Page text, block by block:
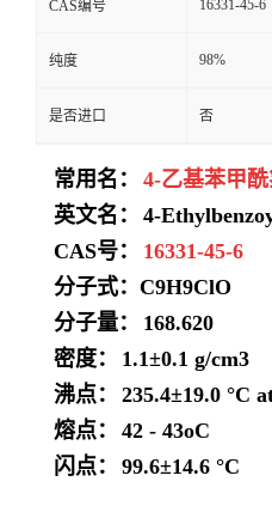
CAS编号 16331-45-6
纯度 98%
是否进口 否
常用名：
4-乙基苯甲
英文名：
4-
CAS号：
16331-45-6
分子式： C9H9ClO
分子量：
168.620
密度：
1.1±0.1 g/cm3
沸点：
235.4±19.0 °C
熔点：
42 - 43oC
闪点：
99.6±14.6 °C